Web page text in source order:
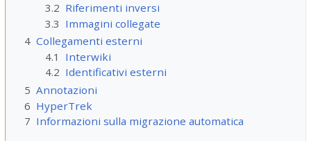
3.2 Riferimenti inversi
3.3 Immagini collegate
4 Collegamenti esterni
4.1
Interwiki
4.2 Identificativi esterni
5 Annotazioni
6 HyperTrek
7 Informazioni sulla migrazione automatica